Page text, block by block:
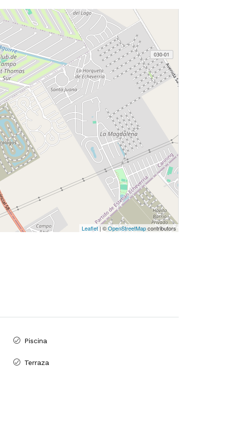
Leaflet | ©OpenStreetMapcontributors
Piscina
Terraza